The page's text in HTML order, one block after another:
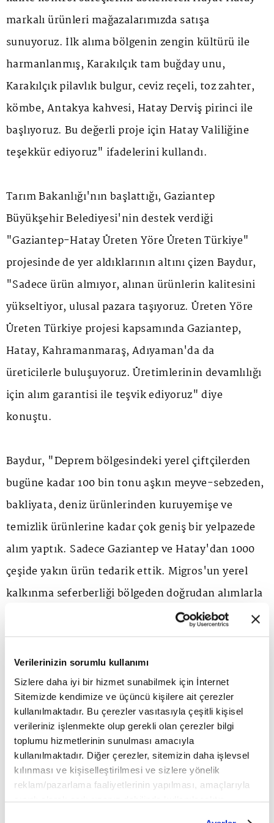
Verilerinizin sorumlu kullanımı
Sizlere daha iyi bir hizmet sunabilmek için İnternet
Sitemizde kendimize ve üçüncü kişilere ait çerezler
kullanılmaktadır. Bu çerezler vasıtasıyla çeşitli kişisel
verileriniz işlenmekte olup gerekli olan çerezler bilgi
toplumu hizmetlerinin sunulması amacıyla
kullanılmaktadır. Diğer çerezler, sitemizin daha işlevsel
kılınması ve kişiselleştirilmesi ve sizlere yönelik
reklam/pazarlama faaliyetlerinin yapılması, amaçlarıyla
sınırlı olarak açık rızanız dahilinde kullanılacaktır.
markalı ürünleri mağazalarımızda satışa
sunuyoruz. İlk alıma bölgenin zengin kültürü ile
harmanlanmış, Karakılçık tam buğday unu,
Karakılçık pilavlık bulgur, ceviz reçeli, toz zahter,
kömbe, Antakya kahvesi, Hatay Derviş pirinci ile
başlıyoruz. Bu değerli proje için Hatay Valiliğine
teşekkür ediyoruz" ifadelerini kullandı.
Tarım Bakanlığı'nın başlattığı, Gaziantep
Büyükşehir Belediyesi'nin destek verdiği
"Gaziantep-Hatay Üreten Yöre Üreten Türkiye"
projesinde de yer aldıklarının altını çizen Baydur,
"Sadece ürün almıyor, alınan ürünlerin kalitesini
yükseltiyor, ulusal pazara taşıyoruz. Üreten Yöre
Üreten Türkiye projesi kapsamında Gaziantep,
Hatay, Kahramanmaraş, Adıyaman'da da
üreticilerle buluşuyoruz. Üretimlerinin devamlılığı
için alım garantisi ile teşvik ediyoruz" diye
konuştu.
Baydur, "Deprem bölgesindeki yerel çiftçilerden
bugüne kadar 100 bin tonu aşkın meyve-sebzeden,
bakliyata, deniz ürünlerinden kuruyemişe ve
temizlik ürünlerine kadar çok geniş bir yelpazede
alım yaptık. Sadece Gaziantep ve Hatay'dan 1000
çeşide yakın ürün tedarik ettik. Migros'un yerel
kalkınma seferberliği bölgeden doğrudan alımlarla
Gürata ve Zzef İcra Kurulu Üyesi Erkan Gürkan,
"Türkiye çapında yerel üreticileri buluyor, resmi
kurumlarla ve perakendecilerle bir araya
gelmelerini sağlıyoruz. Böylelikle yerel ürünlerin
üretiminde süreklilik sağlıyor, ulusal pazara
çıkarak hak ettiği değeri görmesine fırsat
yaratıyoruz. Deprem bölgesine yönelik çalışmalar